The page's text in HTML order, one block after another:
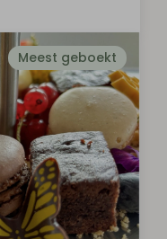
Meest geboekt